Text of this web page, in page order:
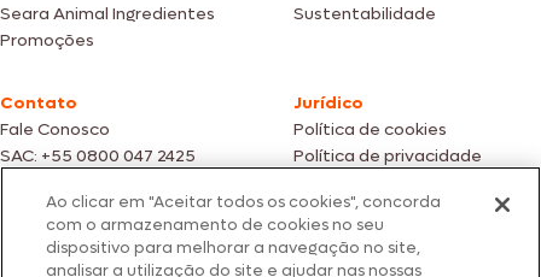
Seara Animal Ingredientes
Promoções
Sustentabilidade
Contato
Fale Conosco
SAC: +55 0800 047 2425
Jurídico
Política de cookies
Política de privacidade
Fotos meramente ilustrativas | Ofertas válidas enquanto durarem os
estoques dos nossos parceiros | Vendas sujeitas a análise e confirmação
de dados.
Ao clicar em "Aceitar todos os cookies", concorda
com o armazenamento de cookies no seu
dispositivo para melhorar a navegação no site,
analisar a utilização do site e ajudar nas nossas